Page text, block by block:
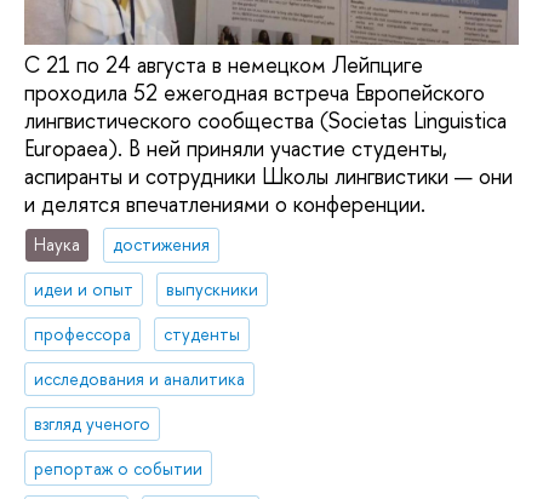
С 21 по 24 августа в немецком Лейпциге
проходила 52 ежегодная встреча Европейского
лингвистического сообщества (Societas Linguistica
Europaea). В ней приняли участие студенты,
аспиранты и сотрудники Школы лингвистики — они
и делятся впечатлениями о конференции.
Наука
достижения
идеи и опыт
выпускники
профессора
студенты
исследования и аналитика
взгляд ученого
репортаж о событии